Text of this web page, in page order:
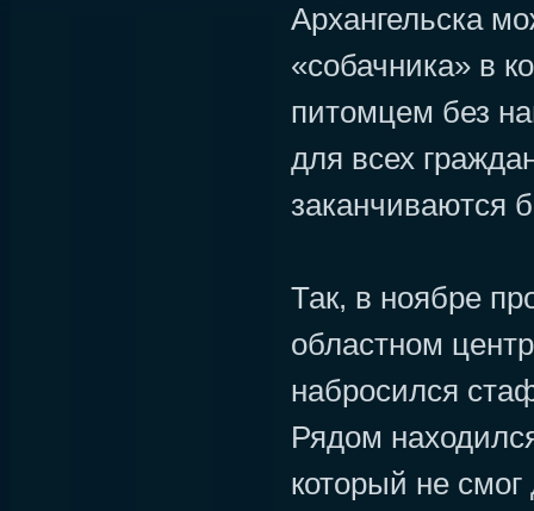
Архангельска
«собачника» в
питомцем без
для всех
заканчиваются
Так, в ноябре
областном
набросился
Рядом
который не